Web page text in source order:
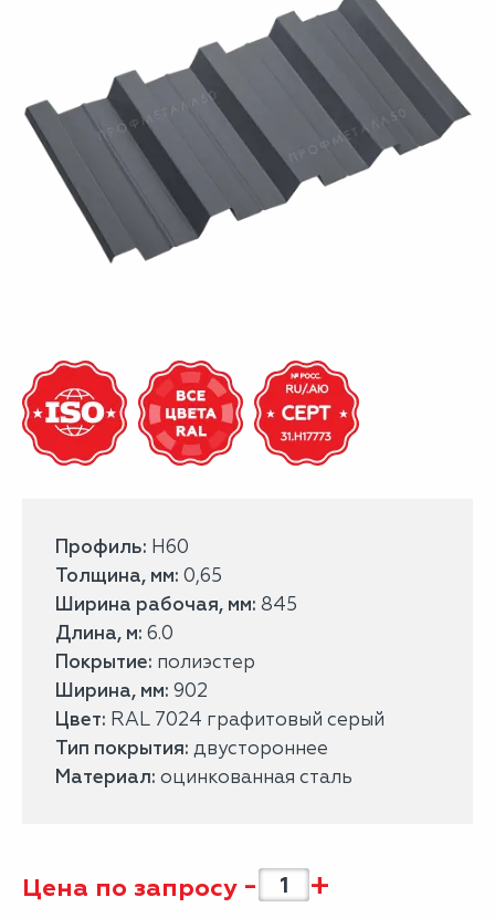
Профиль: H60
Толщина, мм: 0,65
Ширина рабочая, мм: 845
Длина, м: 6.0
Покрытие: полиэстер
Ширина, мм: 902
Цвет: RAL 7024 графитовый серый
Тип покрытия: двустороннее
Материал: оцинкованная сталь
Цена по запросу - +